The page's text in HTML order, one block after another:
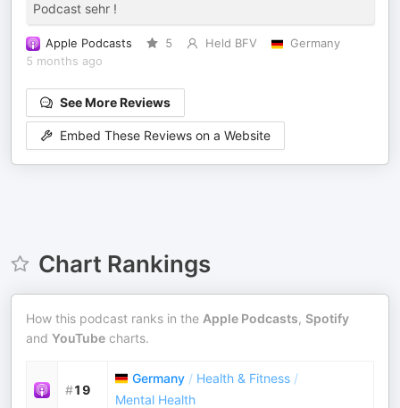
Podcast sehr !
Apple Podcasts 5 Held BFV
Germany
5 months ago
See More Reviews
Embed These Reviews on a Website
Chart Rankings
How this podcast ranks in the Apple Podcasts, Spotify
and YouTube charts.
#19
Germany / Health & Fitness /
Mental Health